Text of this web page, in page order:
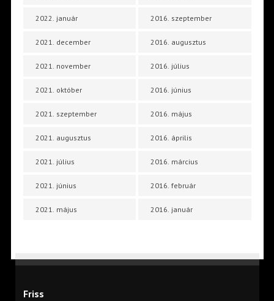
2022. január
2021. december
2021. november
2021. október
2021. szeptember
2021. augusztus
2021. július
2021. június
2021. május
2016. szeptember
2016. augusztus
2016. július
2016. június
2016. május
2016. április
2016. március
2016. február
2016. január
Friss